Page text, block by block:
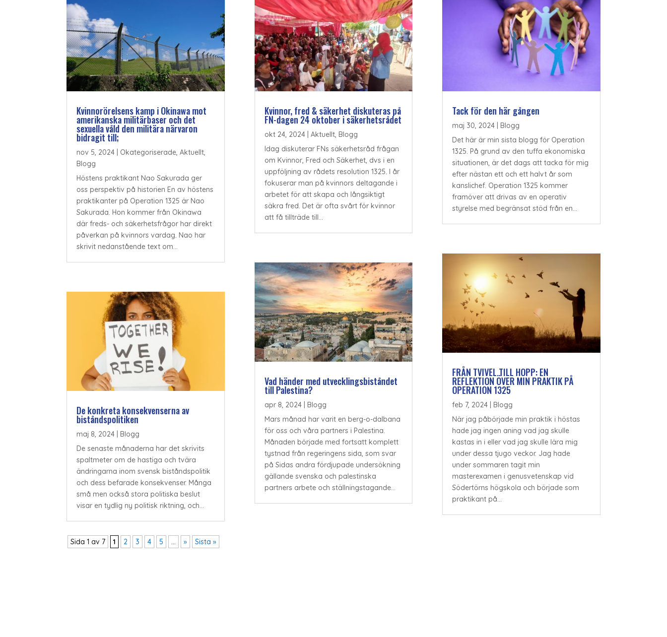
Kvinnorörelsens kamp i Okinawa mot
amerikanska militärbaser och det
sexuella våld den militära närvaron
bidragit till;
nov 5, 2024 Okategoriserade,Aktuellt,
Blogg
Höstens praktikant Nao Sakurada ger
oss perspektiv på historien En av höstens
praktikanter på Operation 1325 är Nao
Sakurada. Hon kommer från Okinawa
där freds- och säkerhetsfrågor har direkt
påverkan på kvinnors vardag. Nao har
skrivit nedanstående text om...
De konkreta konsekvenserna av
biståndspolitiken
maj 8, 2024 |Blogg
De senaste månaderna har det skrivits
spaltmeter om de hastiga och tvära
ändringarna inom svensk biståndspolitik
och dess befarade konsekvenser. Många
små men också stora politiska beslut
visar en tydlig ny politisk riktning, och...
Kvinnor, fred & säkerhet diskuteras på
FN-dagen 24 oktober i säkerhetsrådet
okt 24, 2024| Aktuellt, Blogg
Idag diskuterar FNs säkerhetsråd frågan
om Kvinnor, Fred och Säkerhet, dvs i en
uppföljning av rådets resolution 1325. I år
fokuserar man på kvinnors deltagande i
arbetet för att skapa och långsiktigt
säkra fred. Det är ofta svårt för kvinnor
att få tillträde till...
Vad händer med utvecklingsbiståndet
till Palestina?
apr 8, 2024| Blogg
Mars månad har varit en berg-o-dalbana
för oss och våra partners i Palestina.
Månaden började med fortsatt komplett
tystnad från regeringens sida, som svar
på Sidas andra fördjupade undersökning
gällande svenska och palestinska
partners arbete och ställningstagande...
Tack för den här gången
maj 30, 2024| Blogg
Det här är min sista blogg för Operation
1325. På grund av den tuffa ekonomiska
situationen, är det dags att tacka för mig
efter nästan ett och ett halvt år som
kanslichef. Operation 1325 kommer
framöver att drivas av en operativ
styrelse med begränsat stöd från en...
FRÅN TVIVEL TILL HOPP: EN
REFLEKTION ÖVER MIN PRAKTIK PÅ
OPERATION 1325
feb 7, 2024| Blogg
När jag påbörjade min praktik i höstas
hade jag ingen aning vad jag skulle
kastas in i eller vad jag skulle lära mig
under dessa tjugo veckor. Jag hade
under sommaren tagit min
masterexamen i genusvetenskap vid
Södertörns högskola och började som
praktikant på...
Sida 1 av 7 1 2 3 4 5 » Sista »